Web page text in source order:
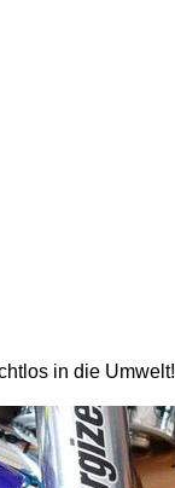
in die Umwelt!